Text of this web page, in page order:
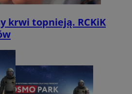
krwi topnieją. RCKiK